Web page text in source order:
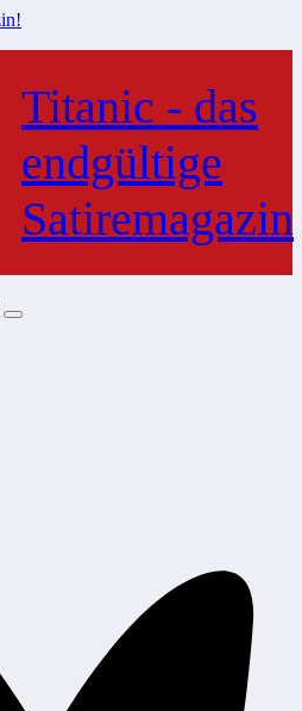
Titanic - das
endgültige
Satiremagazin